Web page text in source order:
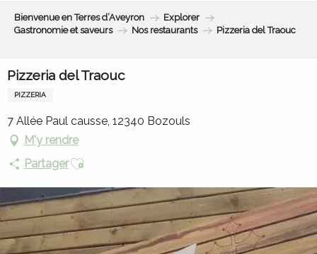
Bienvenue en Terres d’Aveyron
Explorer
Gastronomie et saveurs
Nos restaurants Pizzeria del Traouc
Pizzeria del Traouc
PIZZERIA
7 Allée Paul causse, 12340 Bozouls
M'y rendre
PartagerAjouter aux favoris